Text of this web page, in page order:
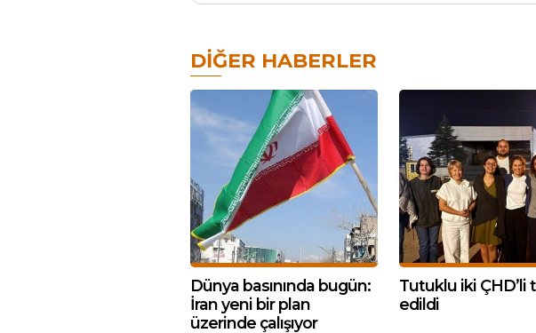
DIĞER HABERLER
Dünya basınında bugün:
İran yeni bir plan
üzerinde çalışıyor
Tutuklu iki ÇHD’li
edildi